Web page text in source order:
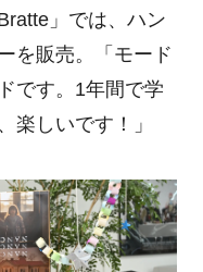
」では、ハン
を販売。「モード
です。1年間で学
楽しいです！」